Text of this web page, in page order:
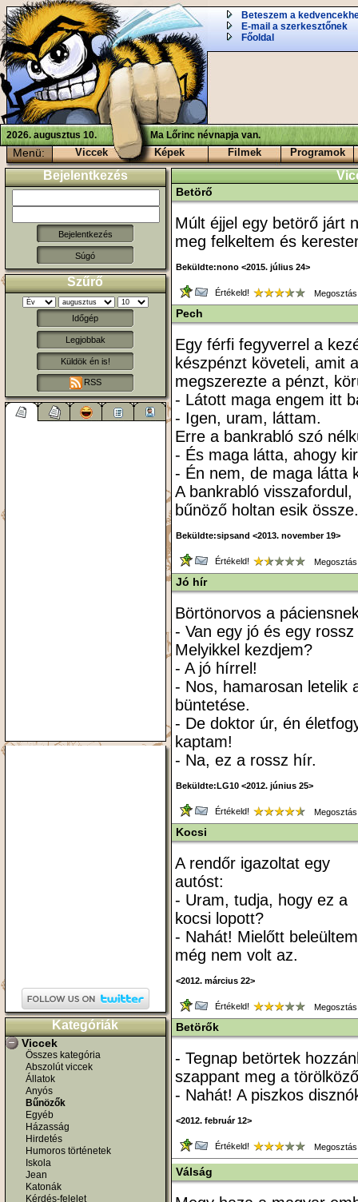
Beteszem a
E-mail a szerkesztőnek
Főoldal
2026. augusztus 10. Ma Lőrinc névnapja van.
Menü: Viccek Képek Filmek Programok
Bejelentkezés
Súgó
Szűrő
Időgép
Legjobbak
Küldök én is!
RSS
Kategóriák
Viccek
Összes kategória
Abszolút viccek
Állatok
Anyós
Bűnözők
Egyéb
Házasság
Hirdetés
Humoros történetek
Iskola
Jean
Katonák
Kérdés-felelet
Betörő
Múlt éjjel egy betörő járt
meg felkeltem és
Beküldte:nono <2015. július 24>
Értékeld!
Pech
Egy férfi fegyverrel a
készpénzt követeli, amit
megszerezte a pénzt,
- Látott maga engem itt
- Igen, uram, láttam.
Erre a bankrabló szó
- És maga látta, ahogy
- Én nem, de maga látta
A bankrabló
bűnöző holtan esik össze.
Beküldte:sipsand <2013. november 19>
Értékeld!
Jó hír
Börtönorvos a
- Van egy jó és egy
Melyikkel kezdjem?
- A jó hírrel!
- Nos, hamarosan letelik
büntetése.
- De doktor úr, én
kaptam!
- Na, ez a rossz hír.
Beküldte:LG10 <2012. június 25>
Értékeld!
Kocsi
A rendőr igazoltat egy
autóst:
- Uram, tudja, hogy ez a
kocsi lopott?
- Nahát! Mielőtt
még nem volt az.
<2012. március 22>
Értékeld!
Betörők
- Tegnap betörtek
szappant meg a
- Nahát! A piszkos
<2012. február 12>
Értékeld!
Válság